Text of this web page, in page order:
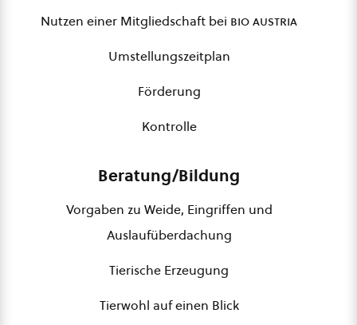
Nutzen einer Mitgliedschaft bei bio austria
Umstellungszeitplan
Förderung
Kontrolle
Beratung/Bildung
Vorgaben zu Weide, Eingriffen und
Auslaufüberdachung
Tierische Erzeugung
Tierwohl auf einen Blick